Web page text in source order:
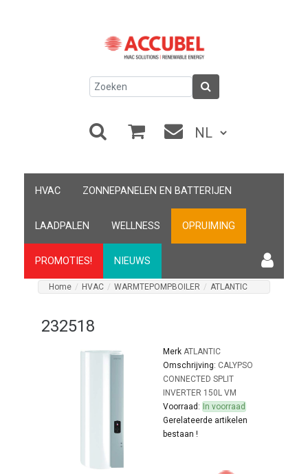
HVAC ZONNEPANELEN EN BATTERIJEN
LAADPALEN WELLNESS OPRUIMING
PROMOTIES! NIEUWS
Home / HVAC / WARMTEPOMPBOILER / ATLANTIC
232518
MerkATLANTIC
Omschrijving: CALYPSO
CONNECTED SPLIT
INVERTER 150L VM
Voorraad:
In voorraad
Gerelateerde artikelen
bestaan !